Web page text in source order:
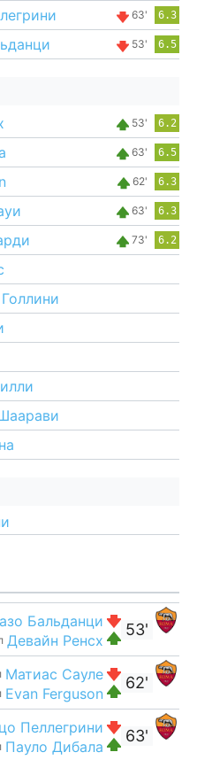
63' 6.3
53' 6.5
53' 6.2
63' 6.5
62' 6.3
63' 6.3
73' 6.2
53'
Бальданци
Девайн Ренсх
62'
Матиас Сауле
Evan Ferguson
63'
Пеллегрини
Пауло Дибала